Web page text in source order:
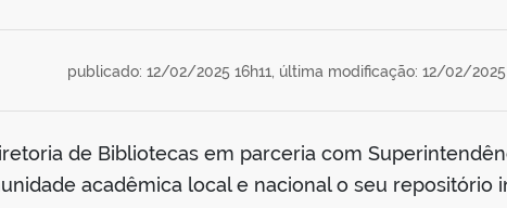
publicado: 12/02/2025 16h11, última modificação: 12/02/2025
de Bibliotecas em parceria com
acadêmica local e nacional o seu repositório